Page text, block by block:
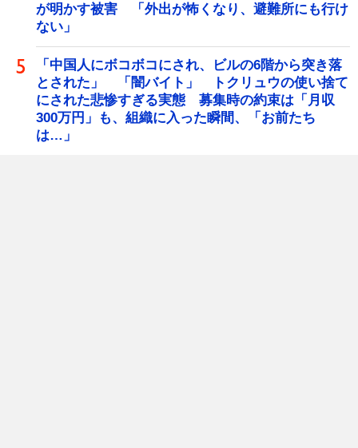
が明かす被害 「外出が怖くなり、避難所にも行け
ない」
「中国人にボコボコにされ、ビルの6階から突き落
とされた」 「闇バイト」 トクリュウの使い捨て
にされた悲惨すぎる実態 募集時の約束は「月収
300万円」も、組織に入った瞬間、「お前たち
は…」